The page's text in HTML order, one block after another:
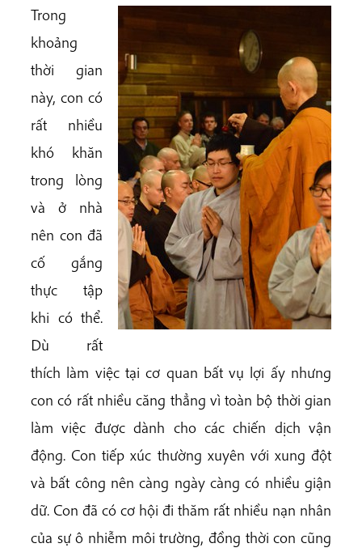
Trong
khoảng
thời gian
này, con có
rất nhiều
khó khăn
trong lòng
và ở nhà
nên con đã
cố gắng
thực tập
khi có thể.
Dù rất
thích làm việc tại cơ quan bất vụ lợi ấy nhưng
con có rất nhiều căng thẳng vì toàn bộ thời gian
làm việc được dành cho các chiến dịch vận
động. Con tiếp xúc thường xuyên với xung đột
và bất công nên càng ngày càng có nhiều giận
dữ. Con đã có cơ hội đi thăm rất nhiều nạn nhân
của sự ô nhiễm môi trường, đồng thời con cũng